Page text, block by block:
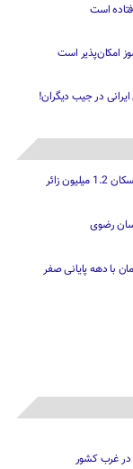
است
امکان‌پذیر است
در جیب دیگران!
زائر
در غرب کشور